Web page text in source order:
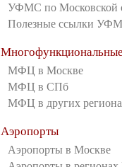
УФМС по Московской
Полезные ссылки
МФЦ в Москве
МФЦ в СПб
МФЦ в других
Аэропорты
Аэропорты в Москве